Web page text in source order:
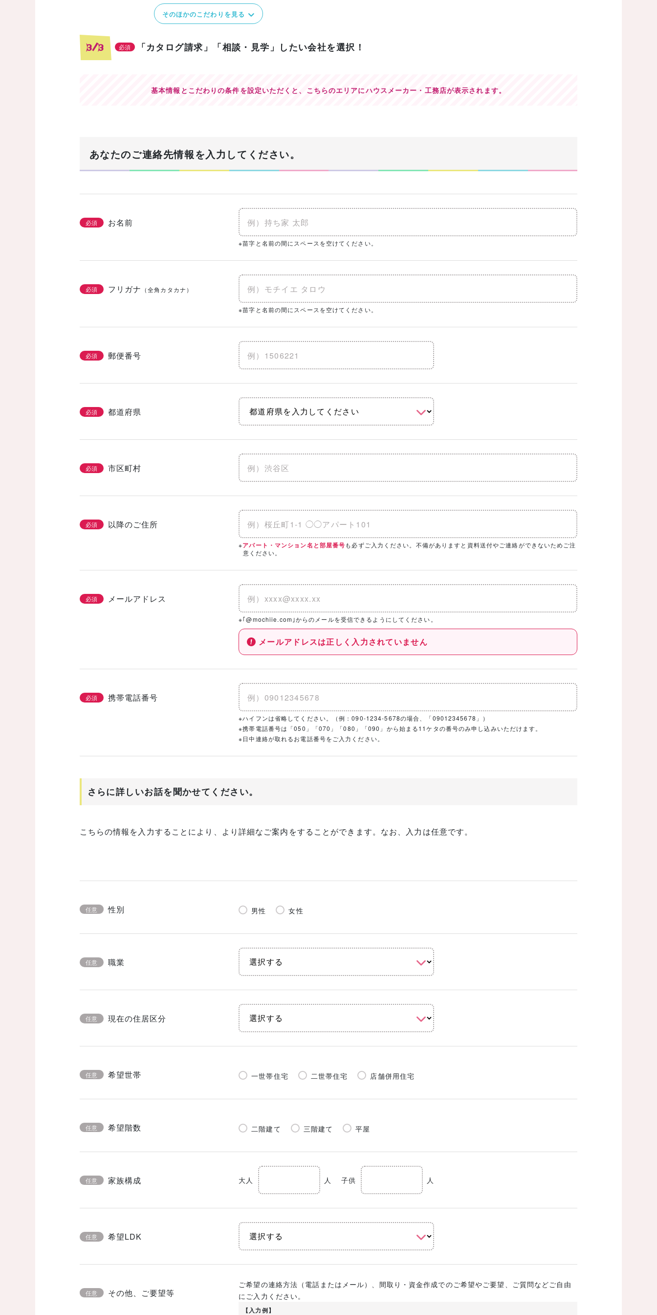
そのほかのこだわりを見る
3/3 必須 「カタログ請求」「相談・見学」したい会社を選択！
基本情報とこだわりの条件を設定いただくと、 こちらのエリアにハウスメーカー・工務店が表示されます。
あなたのご連絡先情報を入力してください。
必須 お名前
※苗字と名前の間にスペースを空けてください。
必須 フリガナ （全角カタカナ）
※苗字と名前の間にスペースを空けてください。
必須 郵便番号
必須 都道府県
必須 市区町村
必須 以降のご住所
※アパート・マンション名と部屋番号も必ずご入力ください。不備がありますと資料送付やご連絡ができないためご注
意ください。
必須 メールアドレス
※｢@mochiie.com｣からのメールを受信できるようにしてください。
メールアドレスは正しく入力されていません
必須 携帯電話番号
※ハイフンは省略してください。（例：090-1234-5678の場合、「09012345678」）
※携帯電話番号は「050」「070」「080」「090」から始まる11ケタの番号のみ申し込みいただけます。
※日中連絡が取れるお電話番号をご入力ください。
さらに詳しいお話を聞かせてください。
こちらの情報を入力することにより、より詳細なご案内をすることができます。なお、入力は任意です。
任意 性別 男性 女性
任意 職業
任意 現在の住居区分
任意 希望世帯 一世帯住宅 二世帯住宅 店舗併用住宅
任意 希望階数 二階建て 三階建て 平屋
任意 家族構成 大人 人 子供 人
任意 希望LDK
任意 その他、ご要望等
ご希望の連絡方法（電話またはメール）、間取り・資金作成でのご希望やご要望、ご質問などご自由
にご入力ください。
【入力例】